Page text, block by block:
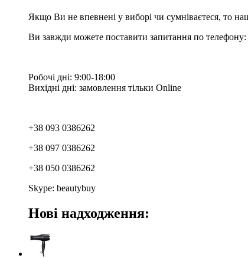
Якщо Ви не впевнені у виборі чи сумніваєтеся, то
Ви завжди можете поставити запитання по телефону:
Робочі дні: 9:00-18:00
Вихідні дні: замовлення тільки Online
+38 093 0386262
+38 097 0386262
+38 050 0386262
Skype: beautybuy
Нові надходження: